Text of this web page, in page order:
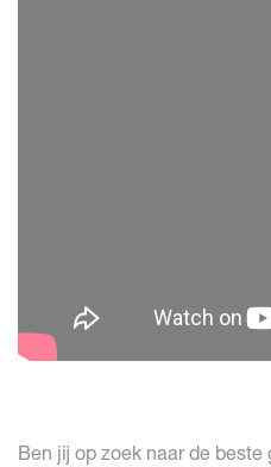
Ben jij op zoek naar de